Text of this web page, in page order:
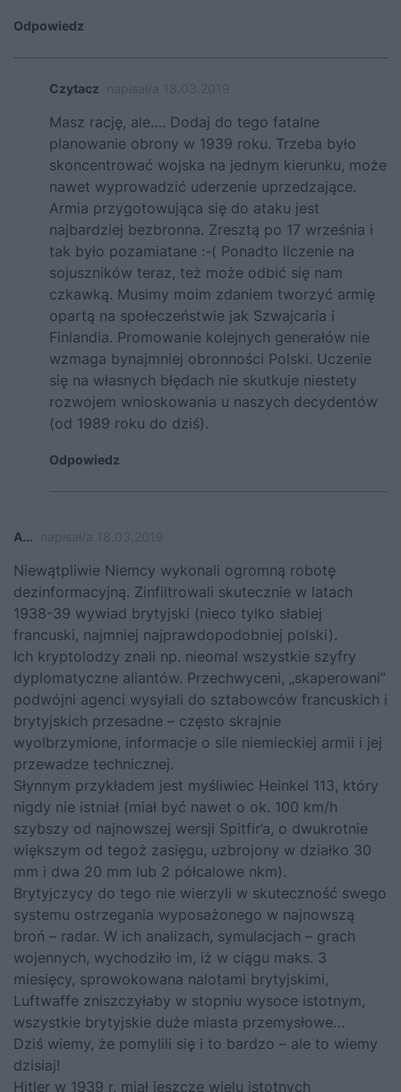
Odpowiedz
Czytacz
Masz rację, ale…. Dodaj do tego fatalne
planowanie obrony w 1939 roku. Trzeba było
skoncentrować wojska na jednym kierunku, może
nawet wyprowadzić uderzenie uprzedzające.
Armia przygotowująca się do ataku jest
najbardziej bezbronna. Zresztą po 17 września i
tak było pozamiatane :-( Ponadto liczenie na
sojuszników teraz, też może odbić się nam
czkawką. Musimy moim zdaniem tworzyć armię
opartą na społeczeństwie jak Szwajcaria i
Finlandia. Promowanie kolejnych generałów nie
wzmaga bynajmniej obronności Polski. Uczenie
się na własnych błędach nie skutkuje niestety
rozwojem wnioskowania u naszych decydentów
(od 1989 roku do dziś).
Odpowiedz
A...
Niewątpliwie Niemcy wykonali ogromną robotę
dezinformacyjną. Zinfiltrowali skutecznie w latach
1938-39 wywiad brytyjski (nieco tylko słabiej
francuski, najmniej najprawdopodobniej polski).
Ich kryptolodzy znali np. nieomal wszystkie szyfry
dyplomatyczne aliantów. Przechwyceni, „skaperowani”
podwójni agenci wysyłali do sztabowców francuskich i
brytyjskich przesadne – często skrajnie
wyolbrzymione, informacje o sile niemieckiej armii i jej
przewadze technicznej.
Słynnym przykładem jest myśliwiec Heinkel 113, który
nigdy nie istniał (miał być nawet o ok. 100 km/h
szybszy od najnowszej wersji Spitfir’a, o dwukrotnie
większym od tegoż zasięgu, uzbrojony w działko 30
mm i dwa 20 mm lub 2 półcalowe nkm).
Brytyjczycy do tego nie wierzyli w skuteczność swego
systemu ostrzegania wyposażonego w najnowszą
broń – radar. W ich analizach, symulacjach – grach
wojennych, wychodziło im, iż w ciągu maks. 3
miesięcy, sprowokowana nalotami brytyjskimi,
Luftwaffe zniszczyłaby w stopniu wysoce istotnym,
wszystkie brytyjskie duże miasta przemysłowe…
Dziś wiemy, że pomylili się i to bardzo – ale to wiemy
dzisiaj!
Hitler w 1939 r. miał jeszcze wielu istotnych